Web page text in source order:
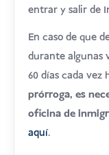
entrar y salir de
En caso de que
durante algunas
60 días cada vez
prórroga, es
oficina de
aquí.